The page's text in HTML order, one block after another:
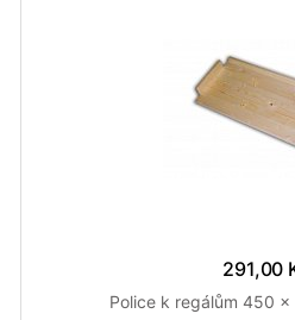
291,00
Police k regálům 450